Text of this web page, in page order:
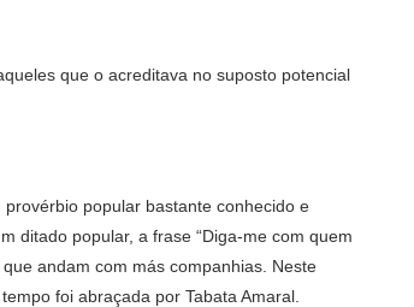
que o acreditava no suposto potencial
popular bastante conhecido e
ditado popular, a frase “Diga-me com quem
andam com más companhias. Neste
foi abraçada por Tabata Amaral.